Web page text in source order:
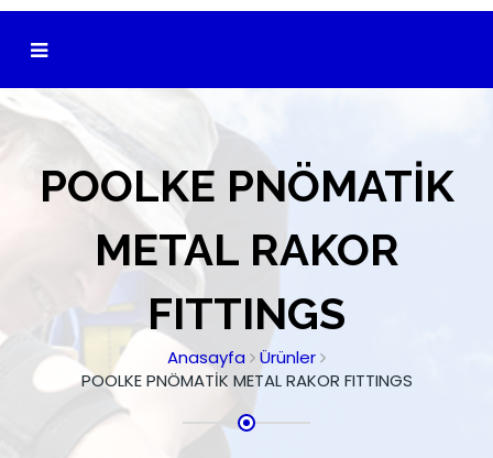
POOLKE PNÖMATİK
METAL RAKOR
FITTINGS
Anasayfa
Ürünler
POOLKE PNÖMATİK METAL RAKOR FITTINGS